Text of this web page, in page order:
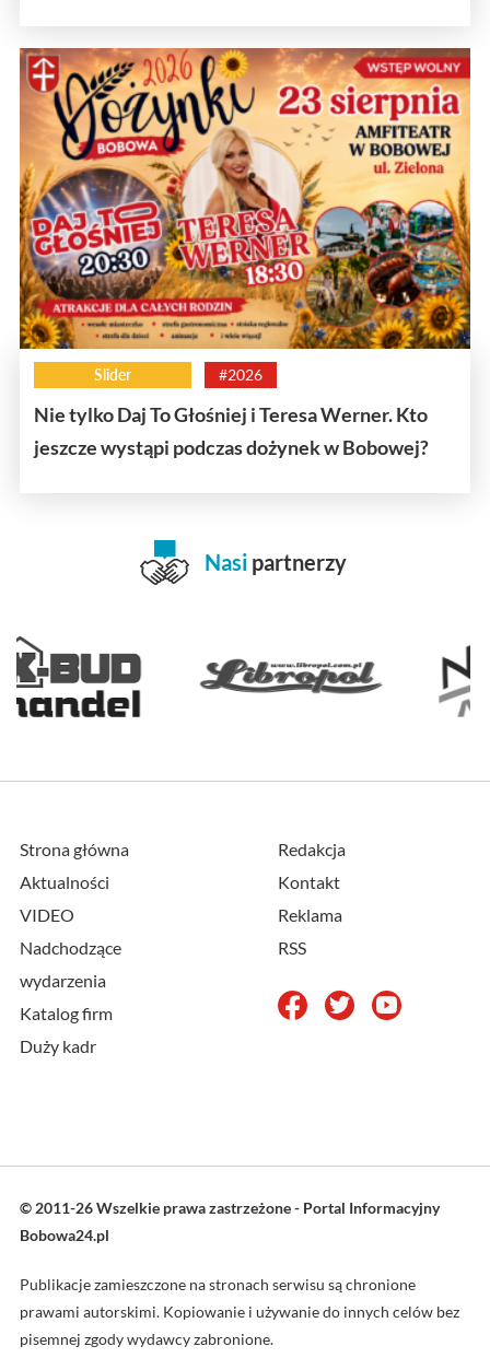
Slider #2026
Nie tylko Daj To Głośniej i Teresa Werner. Kto
jeszcze wystąpi podczas dożynek w Bobowej?
Nasi partnerzy
Strona główna
Aktualności
VIDEO
Nadchodzące
wydarzenia
Katalog firm
Duży kadr
Redakcja
Kontakt
Reklama
RSS
© 2011-26 Wszelkie prawa zastrzeżone - Portal Informacyjny
Bobowa24.pl
Publikacje zamieszczone na stronach serwisu są chronione
prawami autorskimi. Kopiowanie i używanie do innych celów bez
pisemnej zgody wydawcy zabronione.